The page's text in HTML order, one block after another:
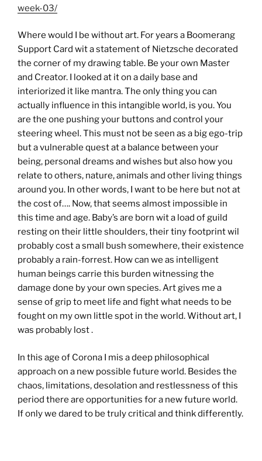
week-03/
Where would I be without art. For years a Boomerang
Support Card wit a statement of Nietzsche decorated
the corner of my drawing table. Be your own Master
and Creator. I looked at it on a daily base and
interiorized it like mantra. The only thing you can
actually influence in this intangible world, is you. You
are the one pushing your buttons and control your
steering wheel. This must not be seen as a big ego-trip
but a vulnerable quest at a balance between your
being, personal dreams and wishes but also how you
relate to others, nature, animals and other living things
around you. In other words, I want to be here but not at
the cost of…. Now, that seems almost impossible in
this time and age. Baby’s are born wit a load of guild
resting on their little shoulders, their tiny footprint wil
probably cost a small bush somewhere, their existence
probably a rain-forrest. How can we as intelligent
human beings carrie this burden witnessing the
damage done by your own species. Art gives me a
sense of grip to meet life and fight what needs to be
fought on my own little spot in the world. Without art, I
was probably lost .
In this age of Corona I mis a deep philosophical
approach on a new possible future world. Besides the
chaos, limitations, desolation and restlessness of this
period there are opportunities for a new future world.
If only we dared to be truly critical and think differently.